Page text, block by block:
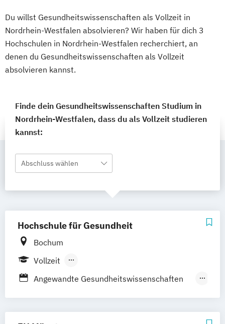
Du willst Gesundheitswissenschaften als Vollzeit in
Nordrhein-Westfalen absolvieren? Wir haben für dich 3
Hochschulen in Nordrhein-Westfalen recherchiert, an
denen du Gesundheitswissenschaften als Vollzeit
absolvieren kannst.
Finde dein Gesundheitswissenschaften Studium in
Nordrhein-Westfalen, dass du als Vollzeit studieren
kannst:
Abschluss wählen
Hochschule für Gesundheit
Bochum
Vollzeit
Berufsbegleitendes Präsenzstudium
Angewandte Gesundheitswissenschaften
Fachrichtung Pflege